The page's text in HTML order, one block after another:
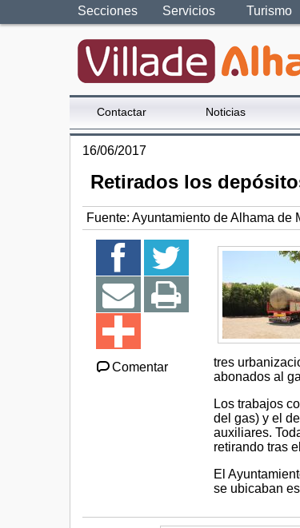
Secciones Servicios Turismo
Contactar Noticias
16/06/2017
Retirados los
Fuente: Ayuntamiento de Alhama de
Comentar
tres
abonados al
Los trabajos
del gas) y el
auxiliares.
retirando tras
El
se ubicaban